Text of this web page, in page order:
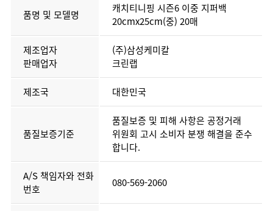
품명 및 모델명
캐치티니핑 시즌6 이중 지퍼백
20cmx25cm(중) 20매
제조업자
판매업자
(주)삼성케미칼
크린랩
제조국 대한민국
품질보증기준
품질보증 및 피해 사항은 공정거래
위원회 고시 소비자 분쟁 해결을 준수
합니다.
A/S 책임자와 전화
번호
080-569-2060